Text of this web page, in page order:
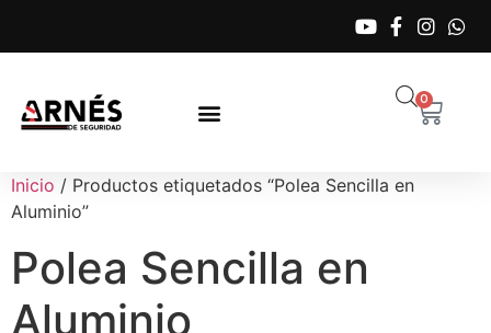
0
Inicio / Productos etiquetados “Polea Sencilla en
Aluminio”
Polea Sencilla en
Aluminio